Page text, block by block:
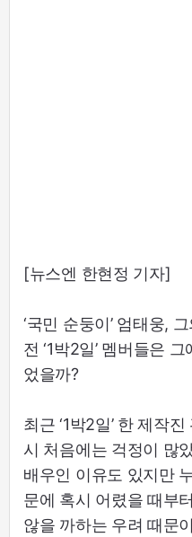
[뉴스엔 한현정 기자]
‘국민 순둥이’ 엄태웅,
전 ‘1박2일’ 멤버들은
었을까?
최근 ‘1박2일’ 한 제작
시 처음에는 걱정이 많
배우인 이유도 있지만
문에 혹시 어렸을 때부
않을 까하는 우려 때문